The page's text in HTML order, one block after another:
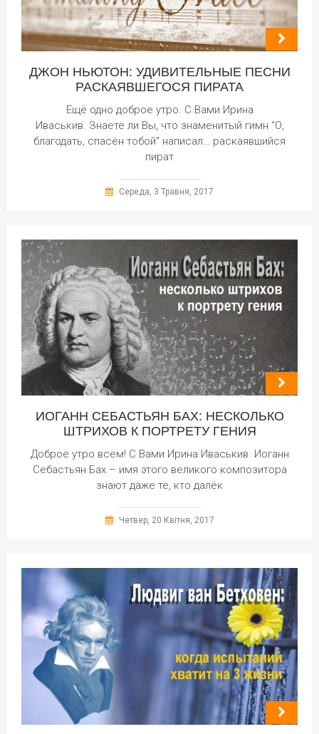
ДЖОН НЬЮТОН: УДИВИТЕЛЬНЫЕ ПЕСНИ
РАСКАЯВШЕГОСЯ ПИРАТА
Ещё одно доброе утро. С Вами Ирина
Иваськив. Знаете ли Вы, что знаменитый гимн “О,
благодать, спасён тобой” написал… раскаявшийся
пират
Середа, 3 Травня, 2017
ИОГАНН СЕБАСТЬЯН БАХ: НЕСКОЛЬКО
ШТРИХОВ К ПОРТРЕТУ ГЕНИЯ
Доброе утро всем! С Вами Ирина Иваськив. Иоганн
Себастьян Бах – имя этого великого композитора
знают даже те, кто далёк
Четвер, 20 Квітня, 2017